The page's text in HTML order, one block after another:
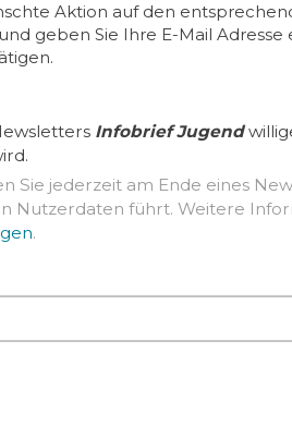
Aktion auf den
geben Sie Ihre E-Mail Adresse
Infobrief Jugend
Sie jederzeit am Ende eines
Löschung der erhobenen
.